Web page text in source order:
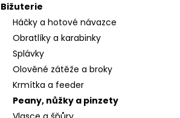
Bižuterie
Háčky a hotové návazce
Obratlíky a karabinky
Splávky
Olověné zátěže a broky
Krmítka a feeder
Peany, nůžky a pinzety